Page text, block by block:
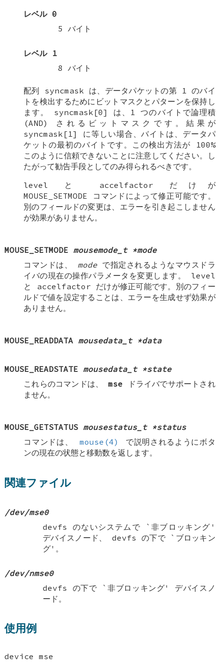
レベル 0
5 バイト
レベル 1
8 バイト
配列 syncmask は、データパケットの第 1 のバイ
トを検出するためにビットマスクとパターンを保持し
ます。 syncmask[0]
は、1 つのバイトで論理積
(AND) されるビットマスクです。結果が
syncmask[1]
に等しい場合、バイトは、データパ
ケットの最初のバイトです。この検出方法が 100%
このように信頼できないことに注意してください。し
たがって勧告手段としてのみ得られるべきです。
level と accelfactor だけが
MOUSE_SETMODE コマンドによって修正可能です。
別のフィールドの変更は、エラーを引き起こしません
が効果がありません。
MOUSE_SETMODE mousemode_t *mode
コマンドは、 modeで指定されるようなマウスドラ
イバの現在の操作パラメータを変更します。 level
と accelfactor だけが修正可能です。別のフィー
ルドで値を設定することは、エラーを生成せず効果が
ありません。
MOUSE_READDATA mousedata_t *data
MOUSE_READSTATE mousedata_t *state
これらのコマンドは、mse ドライバでサポートされ
ません。
MOUSE_GETSTATUS mousestatus_t *status
コマンドは、
mouse(4)
で説明されるようにボタ
ンの現在の状態と移動数を返します。
関連ファイル
/dev/mse0
devfs
のないシステムで `非ブロッキング'
デバイスノード、 devfs の下で `ブロッキン
グ'。
/dev/nmse0
devfs
の下で `非ブロッキング' デバイスノ
ード。
使用例
device mse